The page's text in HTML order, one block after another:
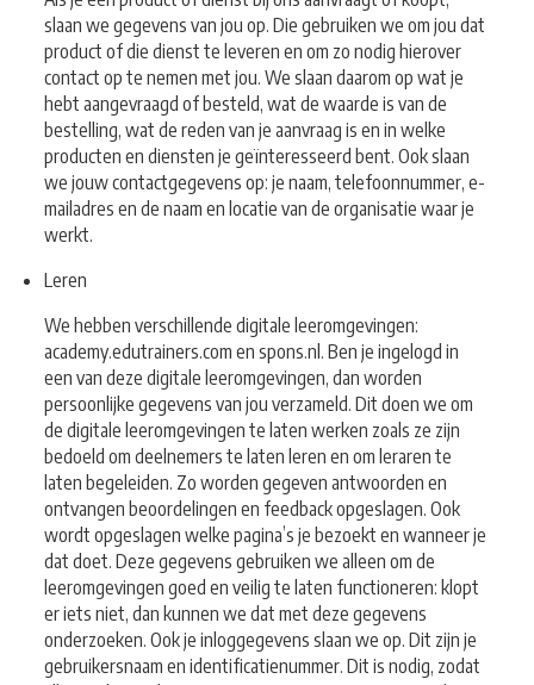
slaan we gegevens van jou op. Die gebruiken we om jou dat
product of die dienst te leveren en om zo nodig hierover
contact op te nemen met jou. We slaan daarom op wat je
hebt aangevraagd of besteld, wat de waarde is van de
bestelling, wat de reden van je aanvraag is en in welke
producten en diensten je geïnteresseerd bent. Ook slaan
we jouw contactgegevens op: je naam, telefoonnummer, e-
mailadres en de naam en locatie van de organisatie waar je
werkt.
Leren
We hebben verschillende digitale leeromgevingen:
academy.edutrainers.com en spons.nl. Ben je ingelogd in
een van deze digitale leeromgevingen, dan worden
persoonlijke gegevens van jou verzameld. Dit doen we om
de digitale leeromgevingen te laten werken zoals ze zijn
bedoeld om deelnemers te laten leren en om leraren te
laten begeleiden. Zo worden gegeven antwoorden en
ontvangen beoordelingen en feedback opgeslagen. Ook
wordt opgeslagen welke pagina’s je bezoekt en wanneer je
dat doet. Deze gegevens gebruiken we alleen om de
leeromgevingen goed en veilig te laten functioneren: klopt
er iets niet, dan kunnen we dat met deze gegevens
onderzoeken. Ook je inloggegevens slaan we op. Dit zijn je
gebruikersnaam en identificatienummer. Dit is nodig, zodat